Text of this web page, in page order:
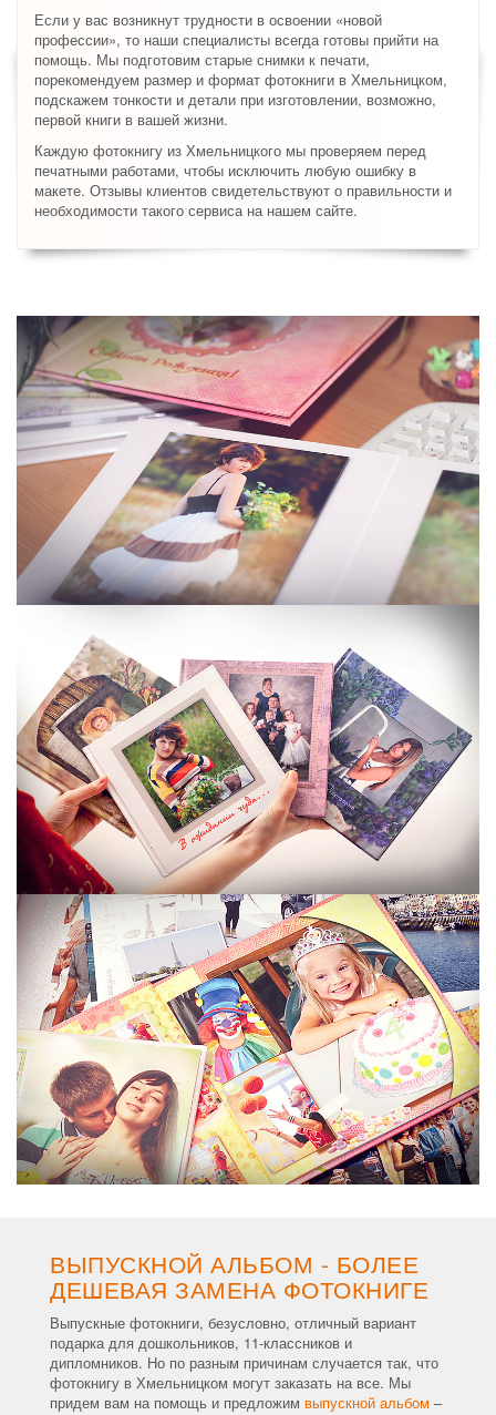
Если у вас возникнут трудности в освоении «новой
профессии», то наши специалисты всегда готовы прийти на
помощь. Мы подготовим старые снимки к печати,
порекомендуем размер и формат фотокниги в Хмельницком,
подскажем тонкости и детали при изготовлении, возможно,
первой книги в вашей жизни.
Каждую фотокнигу из Хмельницкого мы проверяем перед
печатными работами, чтобы исключить любую ошибку в
макете. Отзывы клиентов свидетельствуют о правильности и
необходимости такого сервиса на нашем сайте.
ВЫПУСКНОЙ АЛЬБОМ - БОЛЕЕ
ДЕШЕВАЯ ЗАМЕНА ФОТОКНИГЕ
Выпускные фотокниги, безусловно, отличный вариант
подарка для дошкольников, 11-классников и
дипломников. Но по разным причинам случается так, что
фотокнигу в Хмельницком могут заказать на все. Мы
придем вам на помощь и предложим выпускной альбом –